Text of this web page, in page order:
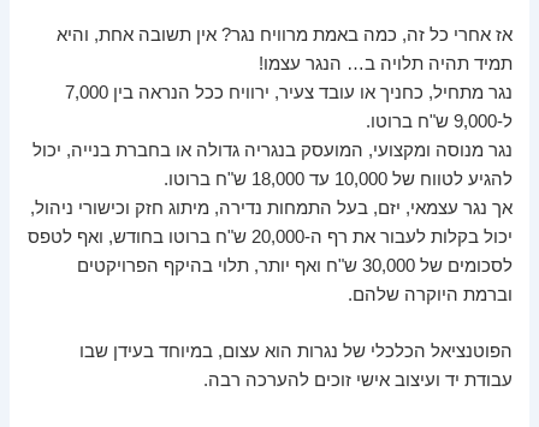
אז אחרי כל זה, כמה באמת מרוויח נגר? אין תשובה אחת, והיא
תמיד תהיה תלויה ב… הנגר עצמו!
נגר מתחיל, כחניך או עובד צעיר, ירוויח ככל הנראה בין 7,000
ל-9,000 ש"ח ברוטו.
נגר מנוסה ומקצועי, המועסק בנגריה גדולה או בחברת בנייה, יכול
להגיע לטווח של 10,000 עד 18,000 ש"ח ברוטו.
אך נגר עצמאי, יזם, בעל התמחות נדירה, מיתוג חזק וכישורי ניהול,
יכול בקלות לעבור את רף ה-20,000 ש"ח ברוטו בחודש, ואף לטפס
לסכומים של 30,000 ש"ח ואף יותר, תלוי בהיקף הפרויקטים
וברמת היוקרה שלהם.
הפוטנציאל הכלכלי של נגרות הוא עצום, במיוחד בעידן שבו
עבודת יד ועיצוב אישי זוכים להערכה רבה.